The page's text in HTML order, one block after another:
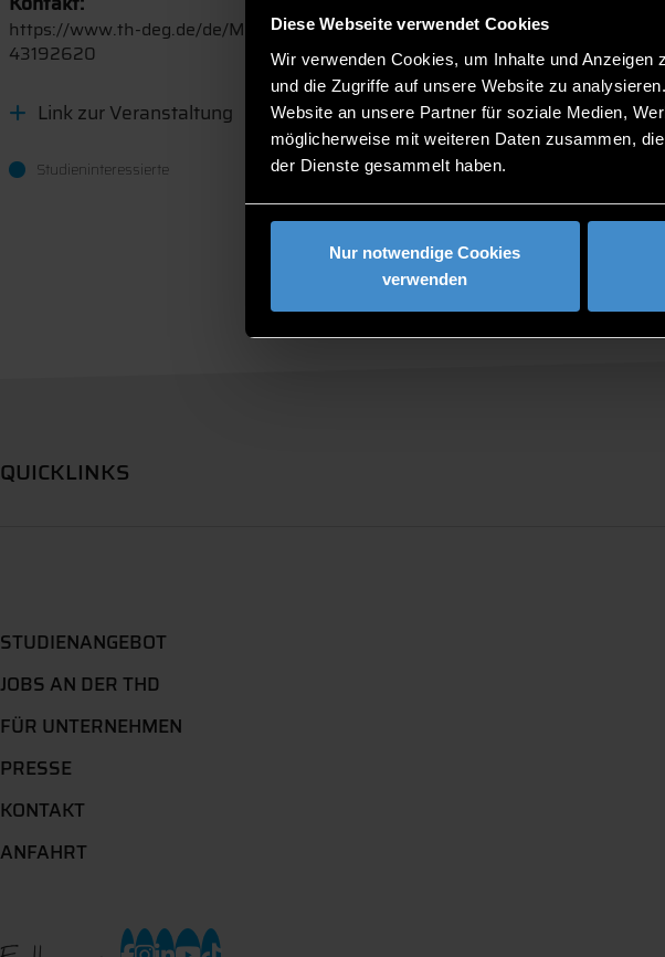
Diese Webseite verwendet Cookies
Wir verwenden Cookies, um Inhalte und
und die Zugriffe auf unsere Website zu
Website an unsere Partner für soziale Medien,
möglicherweise mit weiteren Daten zusammen,
der Dienste gesammelt haben.
Nur notwendige Cookies
verwenden
https://www.th-deg.de/de/Michael-Neuendorf-
43192620
Link zur Veranstaltung
Studieninteressierte
QUICKLINKS
STUDIENANGEBOT
JOBS AN DER THD
FÜR UNTERNEHMEN
PRESSE
KONTAKT
ANFAHRT